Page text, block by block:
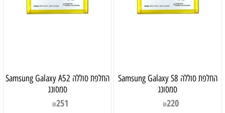
‏החלפת סוללה Samsung Galaxy S8
סמסונג
₪220
‏החלפת סוללה Samsung Galaxy A52
סמסונג
₪251